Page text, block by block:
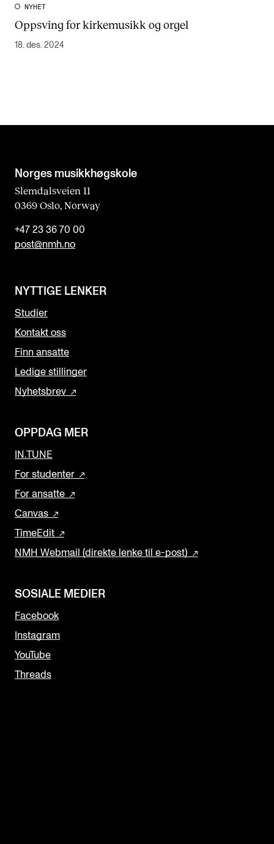
NYHET
Oppsving for kirkemusikk og orgel
18. des. 2024
Norges musikk­høgskole
Slemdalsveien 11
0369 Oslo, Norway
+47 23 36 70 00
post@nmh.no
NYTTIGE LENKER
Studier
Kontakt oss
Finn ansatte
Ledige stillinger
Nyhetsbrev
OPPDAG MER
IN.TUNE
For studenter
For ansatte
Canvas
TimeEdit
NMH Webmail (direkte lenke til e-post)
SOSIALE MEDIER
Facebook
Instagram
YouTube
Threads